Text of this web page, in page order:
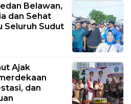
Belawan,
dan Sehat
Seluruh Sudut
Ajak
dan